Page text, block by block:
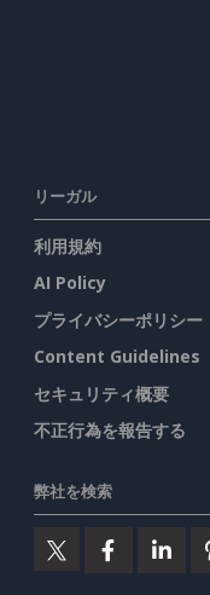
リーガル
利用規約
AI Policy
プライバシーポリシー
Content Guidelines
セキュリティ概要
不正行為を報告する
弊社を検索